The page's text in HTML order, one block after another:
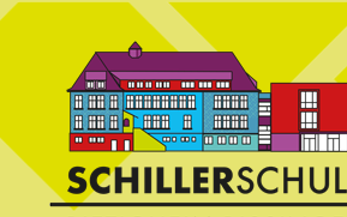
Skip